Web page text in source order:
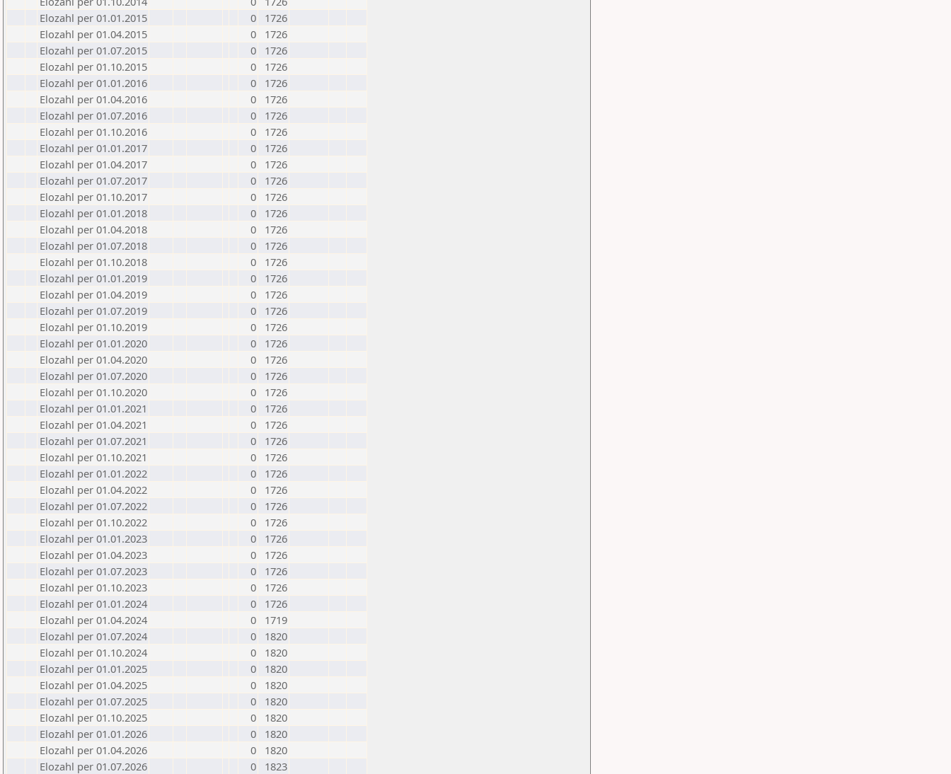
Elozahl per 01.01.2015
0
1726
Elozahl per 01.04.2015
0
1726
Elozahl per 01.07.2015
0
1726
Elozahl per 01.10.2015
0
1726
Elozahl per 01.01.2016
0
1726
Elozahl per 01.04.2016
0
1726
Elozahl per 01.07.2016
0
1726
Elozahl per 01.10.2016
0
1726
Elozahl per 01.01.2017
0
1726
Elozahl per 01.04.2017
0
1726
Elozahl per 01.07.2017
0
1726
Elozahl per 01.10.2017
0
1726
Elozahl per 01.01.2018
0
1726
Elozahl per 01.04.2018
0
1726
Elozahl per 01.07.2018
0
1726
Elozahl per 01.10.2018
0
1726
Elozahl per 01.01.2019
0
1726
Elozahl per 01.04.2019
0
1726
Elozahl per 01.07.2019
0
1726
Elozahl per 01.10.2019
0
1726
Elozahl per 01.01.2020
0
1726
Elozahl per 01.04.2020
0
1726
Elozahl per 01.07.2020
0
1726
Elozahl per 01.10.2020
0
1726
Elozahl per 01.01.2021
0
1726
Elozahl per 01.04.2021
0
1726
Elozahl per 01.07.2021
0
1726
Elozahl per 01.10.2021
0
1726
Elozahl per 01.01.2022
0
1726
Elozahl per 01.04.2022
0
1726
Elozahl per 01.07.2022
0
1726
Elozahl per 01.10.2022
0
1726
Elozahl per 01.01.2023
0
1726
Elozahl per 01.04.2023
0
1726
Elozahl per 01.07.2023
0
1726
Elozahl per 01.10.2023
0
1726
Elozahl per 01.01.2024
0
1726
Elozahl per 01.04.2024
0
1719
Elozahl per 01.07.2024
0
1820
Elozahl per 01.10.2024
0
1820
Elozahl per 01.01.2025
0
1820
Elozahl per 01.04.2025
0
1820
Elozahl per 01.07.2025
0
1820
Elozahl per 01.10.2025
0
1820
Elozahl per 01.01.2026
0
1820
Elozahl per 01.04.2026
0
1820
Elozahl per 01.07.2026
0 1823